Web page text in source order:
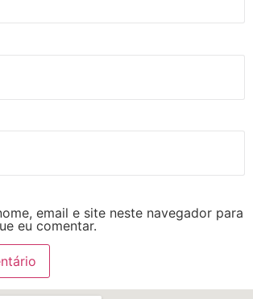
email e site neste navegador para
eu comentar.